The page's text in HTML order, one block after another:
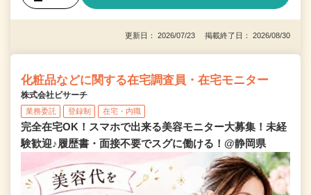
更新日： 2026/07/23 掲載終了日： 2026/08/30
化粧品などに関する在宅調査員・在宅モニター
株式会社ビサーチ
業務委託 登録制 在宅・内職
完全在宅OK！スマホで出来る美容モニター大募集！未経
験歓迎♪履歴書・面接不要でスグに働ける！@静岡県